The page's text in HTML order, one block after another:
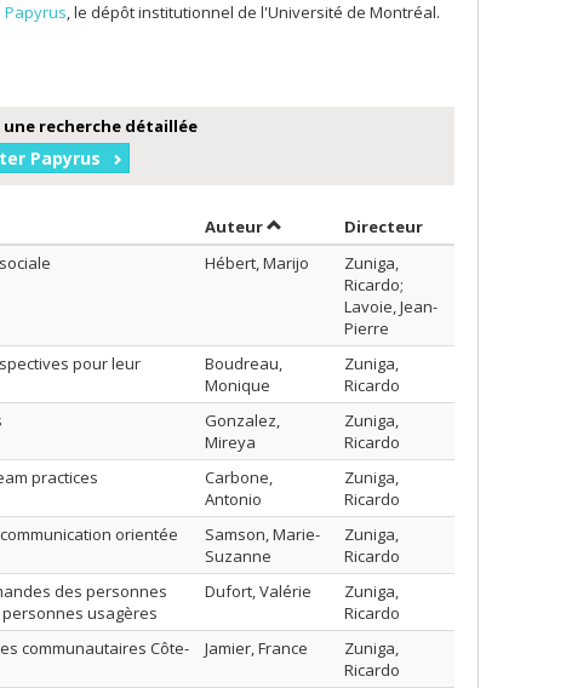
Papyrus, le dépôt institutionnel de l'Université de Montréal.
une recherche détaillée
Papyrus
AuteurTrier par auteur en ordre
Directeur
Hébert, Marijo
Zuniga,
Ricardo;
Lavoie, Jean-
Pierre
pour leur
Boudreau,
Monique
Zuniga,
Ricardo
Gonzalez,
Mireya
Zuniga,
Ricardo
practices
Carbone,
Antonio
Zuniga,
Ricardo
orientée
Samson, Marie-
Suzanne
Zuniga,
Ricardo
des personnes
usagères
Dufort, Valérie
Zuniga,
Ricardo
communautaires Côte-
Jamier, France
Zuniga,
Ricardo